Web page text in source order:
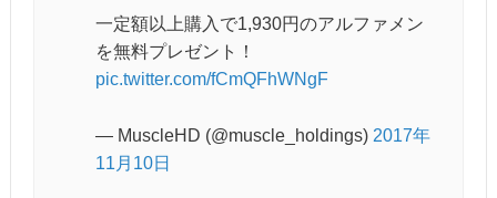
一定額以上購入で1,930円のアルファメン
を無料プレゼント！
pic.twitter.com/fCmQFhWNgF
— MuscleHD (@muscle_holdings) 2017年
11月10日